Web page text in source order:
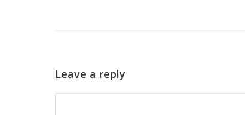
Leave a reply